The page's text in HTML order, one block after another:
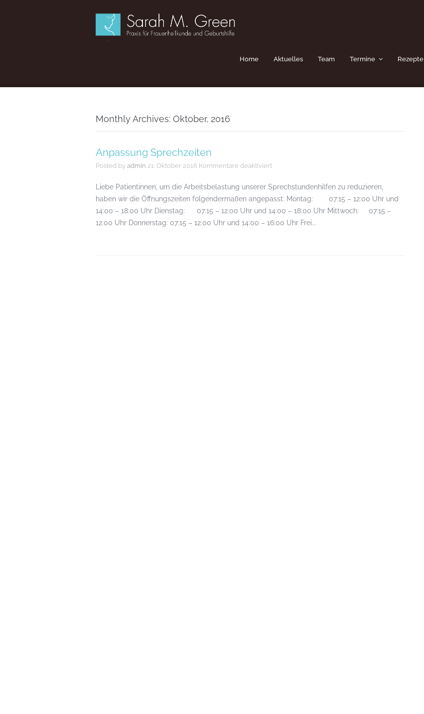
Home Aktuelles Team Termine Rezepte
Monthly Archives: Oktober, 2016
Anpassung Sprechzeiten
Posted by admin 21. Oktober 2016 Kommentare deaktiviertfür
Sprechzeiten
Liebe Patientinnen, um die Arbeitsbelastung unserer Sprechstundenhilfen zu reduzieren,
haben wir die Öffnungszeiten folgendermaßen angepasst: Montag: 07:15 – 12:00 Uhr und
14:00 – 18:00 Uhr Dienstag: 07:15 – 12:00 Uhr und 14:00 – 18:00 Uhr Mittwoch: 07:15 –
12:00 Uhr Donnerstag: 07:15 – 12:00 Uhr und 14:00 – 16:00 Uhr Frei...